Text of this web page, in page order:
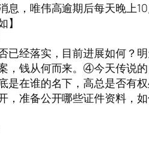
息，唯伟高逾期后每天晚
已经落实，目前进展如何？
，钱从何而来。④今天传说
是在谁的名下，高总是否有
，准备公开哪些证件资料，